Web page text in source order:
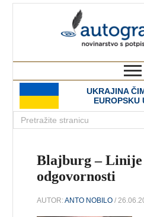
UKRAJINA
EUROPSKU
Blajburg – Linije
odgovornosti
AUTOR:ANTO NOBILO /